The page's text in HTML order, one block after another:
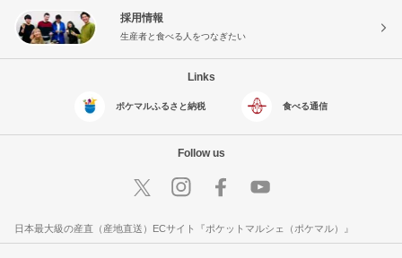
採用情報
生産者と食べる人をつなぎたい
Links
ポケマルふるさと納税 食べる通信
Follow us
日本最大級の産直（産地直送）ECサイト『ポケットマルシェ（ポケマル）』